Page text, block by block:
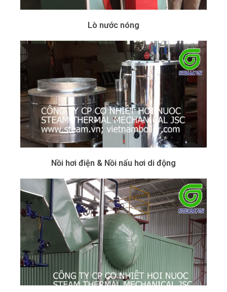
Lò nước nóng
Nồi hơi điện & Nồi nấu hơi di động